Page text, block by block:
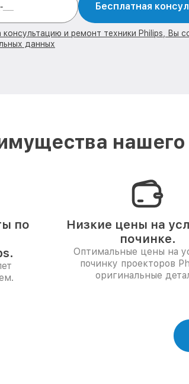
Бесплатная
консультацию и ремонт техники Philips, Вы
данных
по
Низкие цены на
починке.
Оптимальные цены на
починку проекторов
оригинальные